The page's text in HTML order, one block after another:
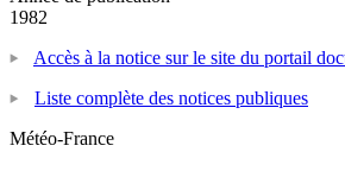
1982
Accès à la notice sur le site du portail
Liste complète des notices publiques
Météo-France